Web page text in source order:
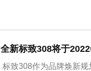
形资产与其它厂家或行
薪酬等问题。黄希鸣还
全新标致308将于
标致308作为品牌焕新